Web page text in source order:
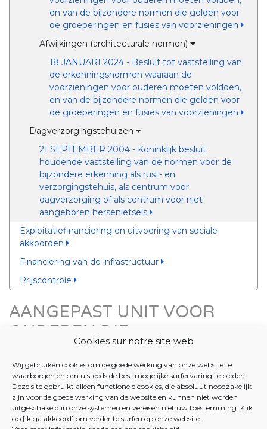
Cookies sur notre site web
Wij gebruiken cookies om de goede werking van onze website te
waarborgen en om u steeds de best mogelijke surfervaring te bieden.
Deze site gebruikt alleen functionele cookies, die absoluut noodzakelijk
zijn voor de goede werking van de website en kunnen niet worden
uitgeschakeld in onze systemen en vereisen niet uw toestemming. Klik
op [Ik ga akkoord] om verder te surfen op onze website.
en van de bijzondere normen die gelden voor
de groeperingen en fusies van voorzieningen
Afwijkingen (architecturale normen)
18 JANUARI 2024 - Besluit tot vaststelling van
de erkenningsnormen waaraan de
voorzieningen voor ouderen moeten voldoen,
en van de bijzondere normen die gelden voor
de groeperingen en fusies van voorzieningen
Dagverzorgingstehuizen
21 SEPTEMBER 2004 - Koninklijk besluit
houdende vaststelling van de normen voor de
bijzondere erkenning als rust- en
verzorgingstehuis, als centrum voor
dagverzorging of als centrum voor niet
aangeboren hersenletsels
Exploitatiefinanciering en uitvoering van sociale
akkoorden
Financiering van de infrastructuur
Prijscontrole
AANGEPAST UNIT VOOR
OUDEREN DIE
GROTE COGNITIEVE
PROBLEMEN HEBBEN OF BIJ
WIE DEMENTIE IS